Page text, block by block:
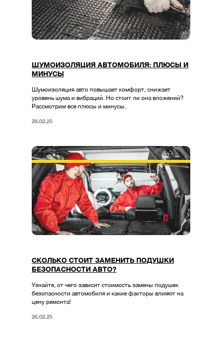
ШУМОИЗОЛЯЦИЯ АВТОМОБИЛЯ: ПЛЮСЫ И
МИНУСЫ
Шумоизоляция авто повышает комфорт, снижает
уровень шума и вибраций. Но стоит ли она вложений?
Рассмотрим все плюсы и минусы.
28.02.25
СКОЛЬКО СТОИТ ЗАМЕНИТЬ ПОДУШКИ
БЕЗОПАСНОСТИ АВТО?
Узнайте, от чего зависит стоимость замены подушек
безопасности автомобиля и какие факторы влияют на
цену ремонта!
26.02.25